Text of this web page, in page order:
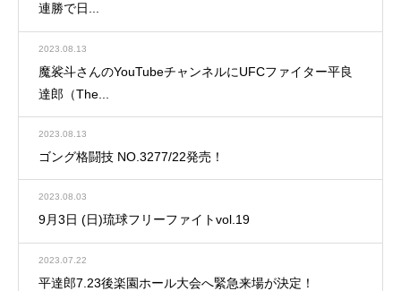
連勝で日...
2023.08.13
魔裟斗さんのYouTubeチャンネルにUFCファイター平良
達郎（The...
2023.08.13
ゴング格闘技 NO.3277/22発売！
2023.08.03
9月3日 (日)琉球フリーファイトvol.19
2023.07.22
平達郎7.23後楽園ホール大会へ緊急来場が決定！